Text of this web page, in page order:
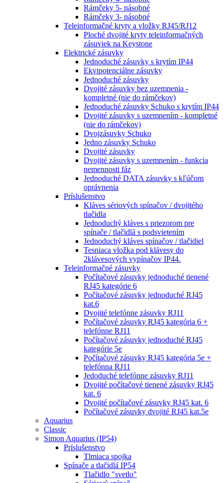
Rámčeky 5- násobné
Rámčeky 3- násobné
Teleinformačné kryty a vložky RJ45/RJ12
Ploché dvojité kryty teleinformačných
zásuviek na Keystone
Elektrické zásuvky
Jednoduché zásuvky s krytím IP44
Ekvipotenciálne zásuvky
Jednoduché zásuvky
Dvojité zásuvky bez uzemnenia -
kompletné (nie do rámčekov)
Jednoduché zásuvky Schuko s krytím IP44
Dvojité zásuvky s uzemnením - kompletné
(nie do rámčekov)
Dvojzásuvky Schuko
Jedno zásuvky Schuko
Dvojité zásuvky
Dvojité zásuvky s uzemnením - funkcia
nemennosti fáz
Jednoduché DATA zásuvky s kľúčom
oprávnenia
Príslušenstvo
Kláves sériových spínačov / dvojitého
tlačidla
Jednoduchý kláves s priezorom pre
spínače / tlačidlá s podsvietením
Jednoduchý kláves spínačov / tlačidiel
Tesniaca vložka pod klávesy do
2klávesových vypínačov IP44.
Teleinformačné zásuvky
Počítačové zásuvky jednoduché tienené
RJ45 kategórie 6
Počítačové zásuvky jednoduché RJ45
kat.6
Dvojité telefónne zásuvky RJ11
Počítačové zásuvky RJ45 kategória 6 +
telefónne RJ11
Počítačové zásuvky jednoduché RJ45
kategórie 5e
Počítačové zásuvky RJ45 kategória 5e +
telefónna RJ11
Jedoduché telefónne zásuvky RJ11
Dvojité počítačové tienené zásuvky RJ45
kat. 6
Dvojité počítačové zásuvky RJ45 kat. 6
Počítačové zásuvky dvojité RJ45 kat.5e
Aquarius
Classic
Simon Aquarius (IP54)
Príslušenstvo
Tlmiaca spojka
Spínače a tlačidlá IP54
Tlačidlo "svetlo"